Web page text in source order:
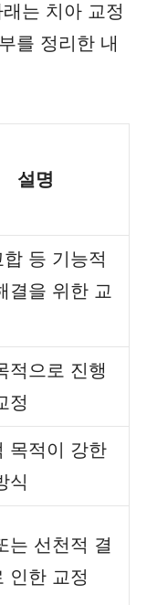
는 치아 교정
를 정리한 내
설명
합 등 기능적
결을 위한 교
적으로 진행
정
목적이 강한
식
는 선천적 결
인한 교정